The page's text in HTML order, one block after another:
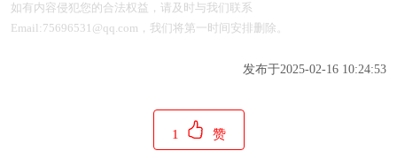
如有内容侵犯您的合法权益，请及时与我们联系
Email:75696531@qq.com，我们将第一时间安排删除。
发布于2025-02-16 10:24:53
1 赞